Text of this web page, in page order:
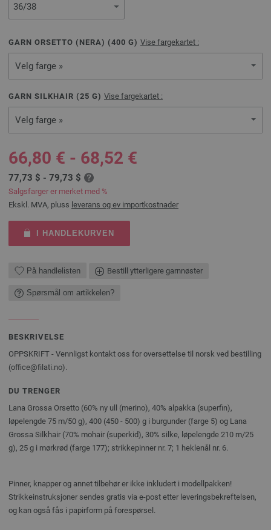
GARN ORSETTO (NERA) (400 G) Vise fargekartet :
Velg farge »
GARN SILKHAIR (25 G) Vise fargekartet :
Velg farge »
66,80 € - 68,52 €
77,73 $ - 79,73 $
Salgsfarger er merket med %
Ekskl. MVA, pluss leverans og ev importkostnader
I HANDLEKURVEN
På handlelisten Bestill ytterligere garnnøster
Spørsmål om artikkelen?
BESKRIVELSE
OPPSKRIFT - Vennligst kontakt oss for oversettelse til norsk ved bestilling
(office@filati.no).
DU TRENGER
Lana Grossa Orsetto (60% ny ull (merino), 40% alpakka (superfin),
løpelengde 75 m/50 g), 400 (450 - 500) g i burgunder (farge 5) og Lana
Grossa Silkhair (70% mohair (superkid), 30% silke, løpelengde 210 m/25
g), 25 g i mørkrød (farge 177); strikkepinner nr. 7; 1 heklenål nr. 6.
Pinner, knapper og annet tilbehør er ikke inkludert i modellpakken!
Strikkeinstruksjoner sendes gratis via e-post etter leveringsbekreftelsen,
og kan også fås i papirform på forespørsel.